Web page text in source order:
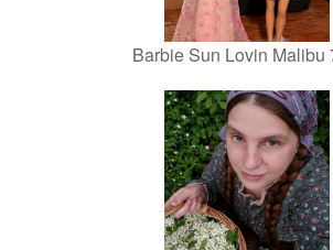
Barbie Sun Lovin Malibu